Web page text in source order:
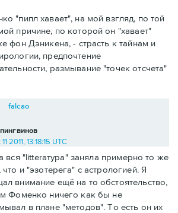
"пипл хавает", на мой взгляд, по той
причине, по которой он "хавает"
фон Дэникена, - страсть к тайнам и
предпочтение
размывание "точек отсчета"
falcao
2011, 13:18:15 UTC
вся "litterатура" заняла примерно то же
что и "эзотерега" с астрологией. Я
внимание ещё на то обстоятельство,
Фоменко ничего как бы не
в плане "методов". То есть он их